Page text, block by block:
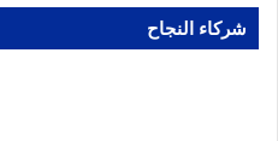
شركاء النجاح